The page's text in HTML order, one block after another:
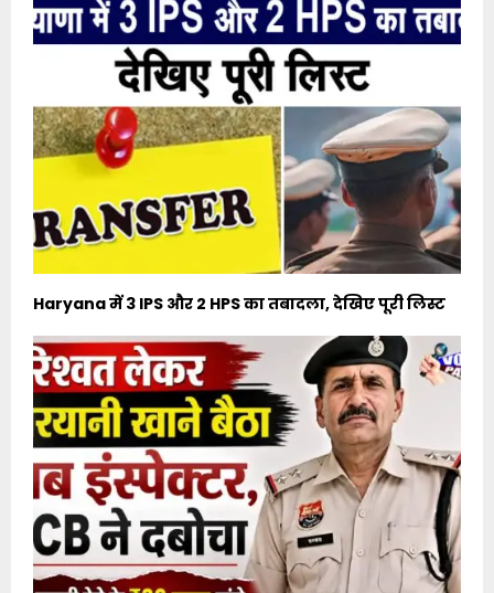
Haryana में 3 IPS और 2 HPS का तबादला, देखिए पूरी लिस्ट